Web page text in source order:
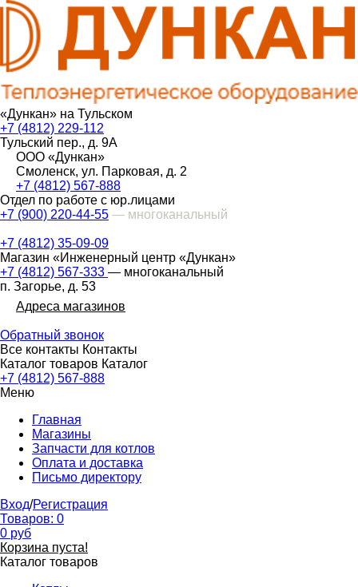
«Дункан» на Тульском
+7 (4812) 229-112
Тульский пер., д. 9А
ООО «Дункан»
Смоленск, ул. Парковая, д. 2
+7 (4812) 567-888
Отдел по работе с юр.лицами
+7 (900) 220-44-55 — многоканальный
+7 (4812) 35-09-09
Магазин «Инженерный центр «Дункан»
+7 (4812) 567-333 — многоканальный
п. Загорье, д. 53
Адреса магазинов
Обратный звонок
Все контакты Контакты
Каталог товаров Каталог
+7 (4812) 567-888
Меню
Главная
Магазины
Запчасти для котлов
Оплата и доставка
Письмо директору
Вход/Регистрация
Товаров: 0
0 руб
Корзина пуста!
Каталог товаров